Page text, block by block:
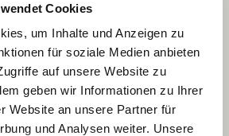
Cookies
um Inhalte und Anzeigen zu
für soziale Medien anbieten
auf unsere Website zu
geben wir Informationen zu Ihrer
Website an unsere Partner für
und Analysen weiter. Unsere